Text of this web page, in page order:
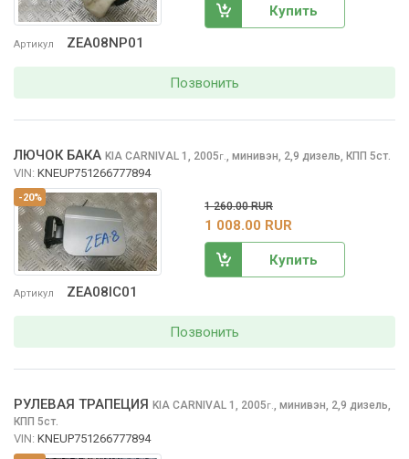
Артикул ZEA08NP01
Купить
Позвонить
-20%
Артикул ZEA08IC01
ЛЮЧОК БАКА KIA CARNIVAL 1, 2005г. минивэн, 2,9 дизель, КПП 5ст.
VIN: KNEUP751266777894
1 260.00 RUR
1 008.00 RUR
Купить
Позвонить
РУЛЕВАЯ ТРАПЕЦИЯ KIA CARNIVAL 1, 2005г. минивэн, 2,9 дизель,
КПП 5ст.
VIN: KNEUP751266777894